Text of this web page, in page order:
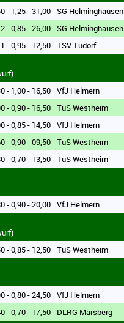
- 1,25 - 31,00 SG Helminghausen
- 0,85 - 26,00 SG Helminghausen
- 0,95 - 12,50 TSV Tudorf
- 1,00 - 16,50 VfJ Helmern
- 0,90 - 16,50 TuS Westheim
- 0,85 - 14,50 VfJ Helmern
- 0,90 - 09,50 TuS Westheim
- 0,70 - 13,50 TuS Westheim
- 0,90 - 20,00 VfJ Helmern
- 0,85 - 12,50 TuS Westheim
- 0,80 - 24,50 VfJ Helmern
- 0,70 - 17,50 DLRG Marsberg